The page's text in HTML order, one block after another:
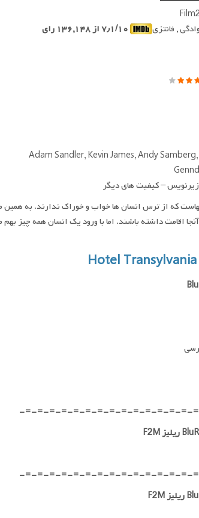
, فانتزی
– کیفیت های دیگر
که از ترس انسان ها خواب و خوراک ندارند. به
-=-=-=-=-=-=-=-=-=-=-=-=-=-=-
-=-=-=-=-=-=-=-=-=-=-=-=-=-=-